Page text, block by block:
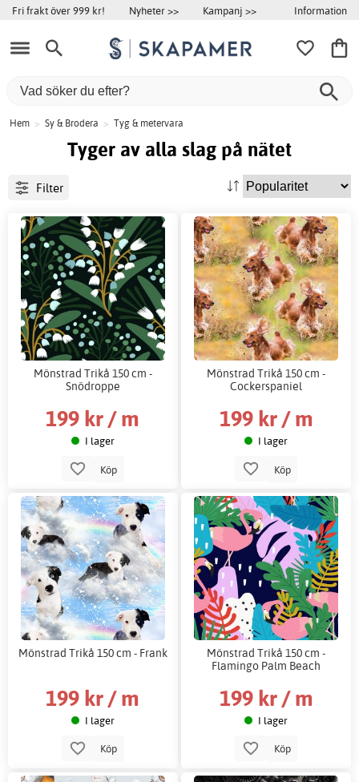
Fri frakt över 999 kr! Nyheter >> Kampanj >> Information
Hem > Sy & Brodera > Tyg & metervara
Tyger av alla slag på nätet
Filter
Mönstrad Trikå 150 cm -
Snödroppe
199 kr / m
I lager
Köp
Mönstrad Trikå 150 cm -
Cockerspaniel
199 kr / m
I lager
Köp
Mönstrad Trikå 150 cm - Frank
199 kr / m
I lager
Köp
Mönstrad Trikå 150 cm -
Flamingo Palm Beach
199 kr / m
I lager
Köp